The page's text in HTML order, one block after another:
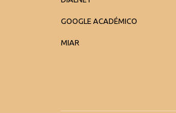
GOOGLE ACADÉMICO
MIAR